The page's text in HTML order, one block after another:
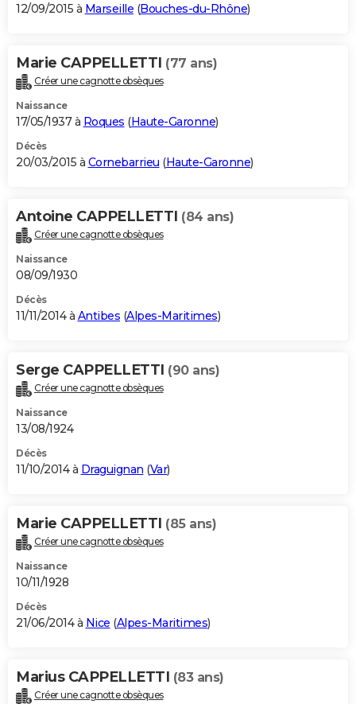
12/09/2015 à Marseille (Bouches-du-Rhône)
Marie CAPPELLETTI (77 ans)
Créer une cagnotte obsèques
Naissance
17/05/1937 à Roques (Haute-Garonne)
Décès
20/03/2015 à Cornebarrieu (Haute-Garonne)
Antoine CAPPELLETTI (84 ans)
Créer une cagnotte obsèques
Naissance
08/09/1930
Décès
11/11/2014 à Antibes (Alpes-Maritimes)
Serge CAPPELLETTI (90 ans)
Créer une cagnotte obsèques
Naissance
13/08/1924
Décès
11/10/2014 à Draguignan (Var)
Marie CAPPELLETTI (85 ans)
Créer une cagnotte obsèques
Naissance
10/11/1928
Décès
21/06/2014 à Nice (Alpes-Maritimes)
Marius CAPPELLETTI (83 ans)
Créer une cagnotte obsèques